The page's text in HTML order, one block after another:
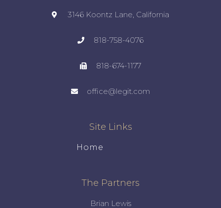
3146 Koontz Lane, California
818-758-4076
818-674-1177
office@legit.com
Site Links
Home
The Partners
Brian Lewis